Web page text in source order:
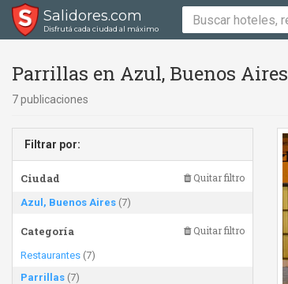
Salidores.com
Disfrutá cada ciudad al máximo
Parrillas en Azul, Buenos Aires
7 publicaciones
Filtrar por:
Ciudad Quitar filtro
Azul, Buenos Aires (7)
Categoría Quitar filtro
Restaurantes (7)
Parrillas (7)